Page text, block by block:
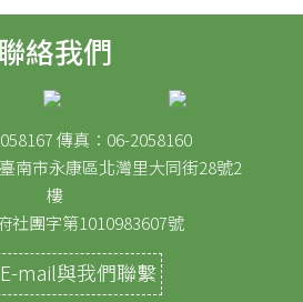
絡我們
傳真：06-2058160
南市永康區北灣里大同街28號2
樓
社團字第1010983607號
E-mail與我們聯繫